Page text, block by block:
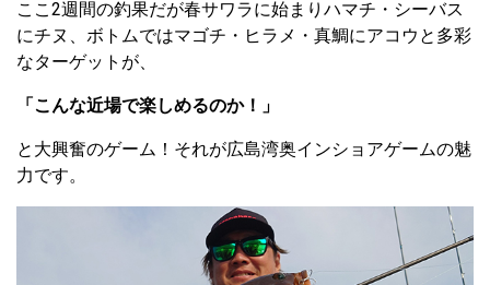
ここ2週間の釣果だが春サワラに始まりハマチ・シーバス
にチヌ、ボトムではマゴチ・ヒラメ・真鯛にアコウと多彩
なターゲットが、
「こんな近場で楽しめるのか！」
と大興奮のゲーム！それが広島湾奥インショアゲームの魅
力です。